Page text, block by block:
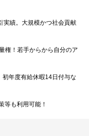
実績。大規模かつ社会貢献
権！若手からから自分のア
年度有給休暇14日付与な
等も利用可能！